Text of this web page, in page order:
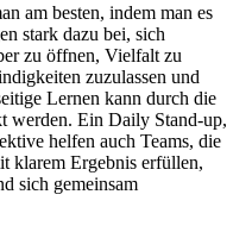
am besten, indem man es
stark dazu bei, sich
zu öffnen, Vielfalt zu
zuzulassen und
Lernen kann durch die
werden. Ein Daily Stand-up,
helfen auch Teams, die
klarem Ergebnis erfüllen,
sich gemeinsam